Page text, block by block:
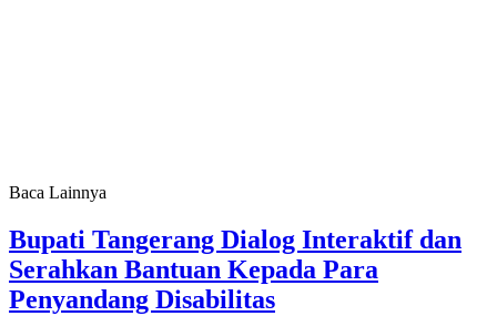
Baca Lainnya
Bupati Tangerang Dialog Interaktif dan
Serahkan Bantuan Kepada Para
Penyandang Disabilitas